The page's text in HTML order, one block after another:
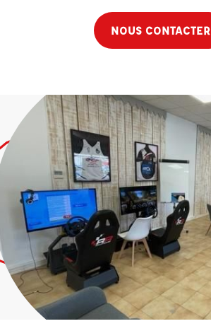
NOUS CONTACTER